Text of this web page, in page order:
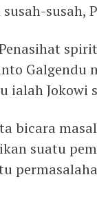
susah,
ialah Jokowi
bicara
suatu